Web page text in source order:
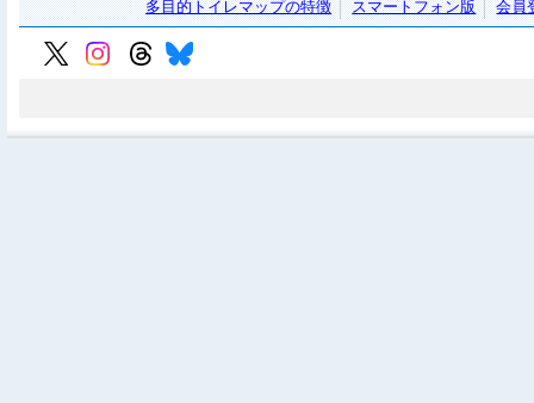
多目的トイレマップの特徴 スマートフォン版 会員